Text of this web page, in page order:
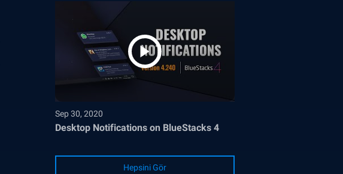
Sep 30, 2020
Desktop Notifications on BlueStacks 4
Hepsini Gör